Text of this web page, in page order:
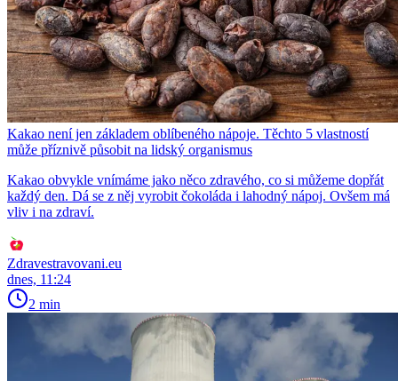
Kakao není jen základem oblíbeného nápoje. Těchto 5 vlastností
může příznivě působit na lidský organismus
Kakao obvykle vnímáme jako něco zdravého, co si můžeme dopřát
každý den. Dá se z něj vyrobit čokoláda i lahodný nápoj. Ovšem má
vliv i na zdraví.
Zdravestravovani.eu
dnes, 11:24
2 min